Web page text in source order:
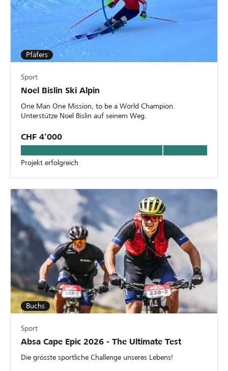
Pfäfers
Sport
Noel Bislin Ski Alpin
One Man One Mission, to be a World Champion.
Unterstütze Noel Bislin auf seinem Weg.
CHF 4’000
Projekt erfolgreich
Buchs
Sport
Absa Cape Epic 2026 - The Ultimate Test
Die grösste sportliche Challenge unseres Lebens!